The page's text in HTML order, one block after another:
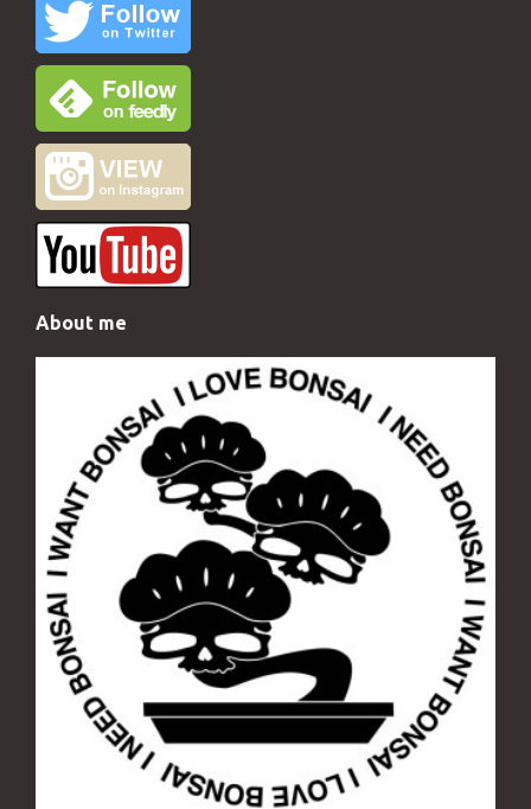
About me